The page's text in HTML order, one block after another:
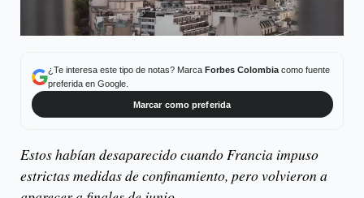
¿Te interesa este tipo de notas? Marca Forbes Colombiacomo fuente
preferida en Google.
Marcar como preferida
Estos habían desaparecido cuando Francia impuso
estrictas medidas de confinamiento, pero volvieron a